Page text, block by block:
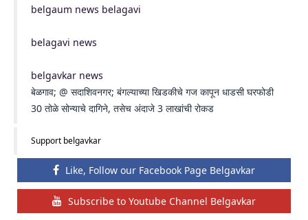
belgaum news belagavi
belagavi news
belgavkar news
बेळगाव; @ सदाशिवनगर; बंगल्याच्या खिडकीचे गज कापून धाडसी घरफोडी
30 तोळे सोन्याचे दागिने, तसेच अंदाजे 3 लाखांची रोकड
Support belgavkar
Like, Follow our Facebook Page Belgavkar
Subscribe to Youtube Channel Belgavkar